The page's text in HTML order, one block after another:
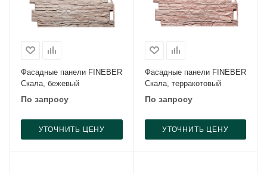
Фасадные панели FINEBER
Скала, бежевый
По запросу
УТОЧНИТЬ ЦЕНУ
Фасадные панели FINEBER
Скала, терракотовый
По запросу
УТОЧНИТЬ ЦЕНУ